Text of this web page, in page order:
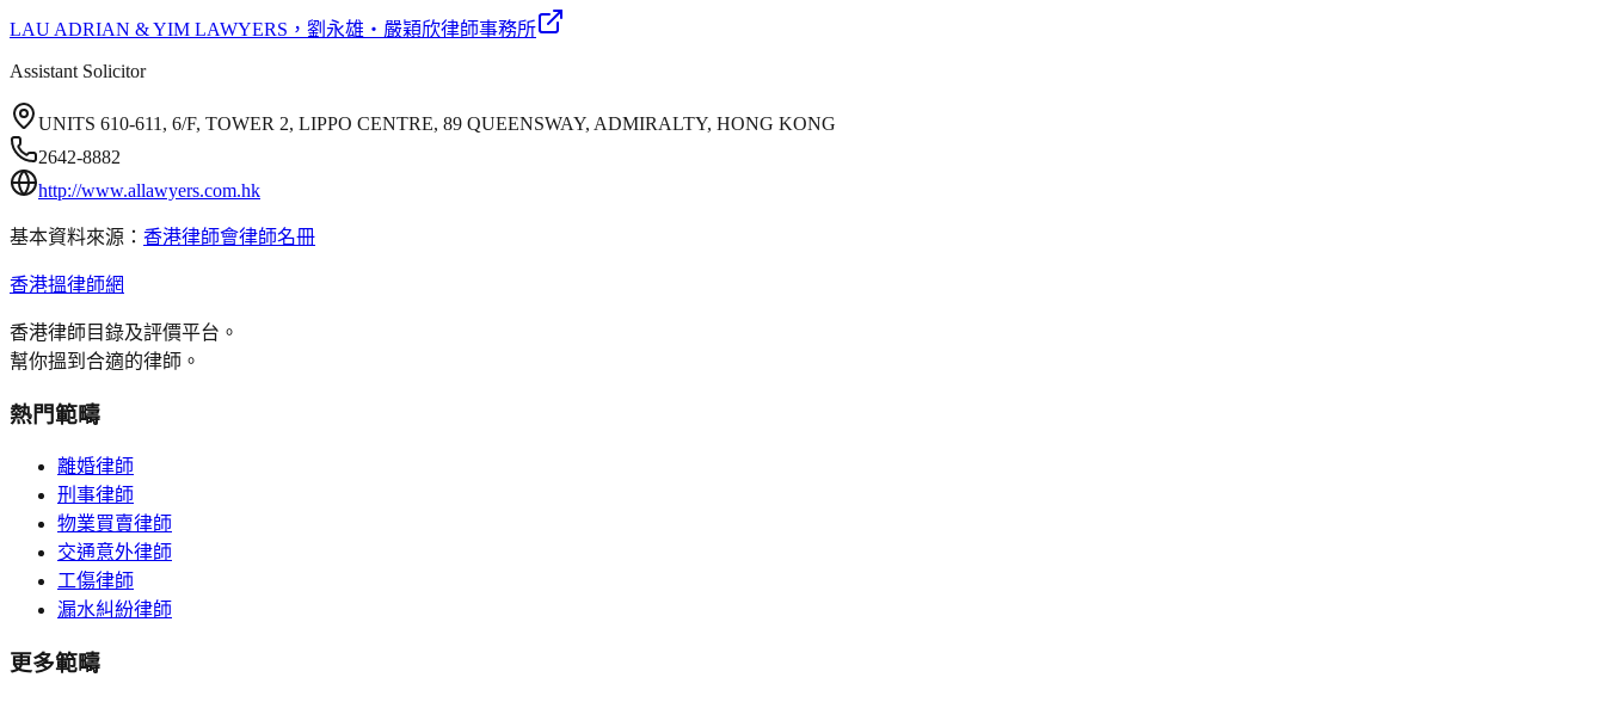
LAU ADRIAN & YIM LAWYERS ，劉永雄‧嚴穎欣律師事務所
Assistant Solicitor
UNITS 610-611, 6/F, TOWER 2, LIPPO CENTRE, 89 QUEENSWAY, ADMIRALTY, HONG KONG
2642-8882
http://www.allawyers.com.hk
基本資料來源： 香港律師會律師名冊
香港搵律師網
香港律師目錄及評價平台。
幫你搵到合適的律師。
熱門範疇
離婚律師
刑事律師
物業買賣律師
交通意外律師
工傷律師
漏水糾紛律師
更多範疇